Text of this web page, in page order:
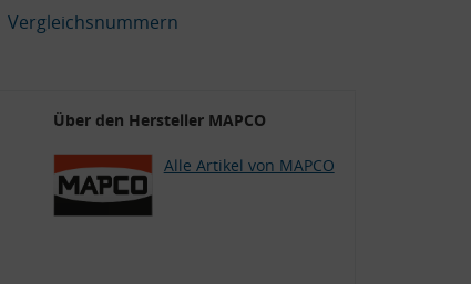
Vergleichsnummern
Über den Hersteller MAPCO
Alle Artikel von MAPCO